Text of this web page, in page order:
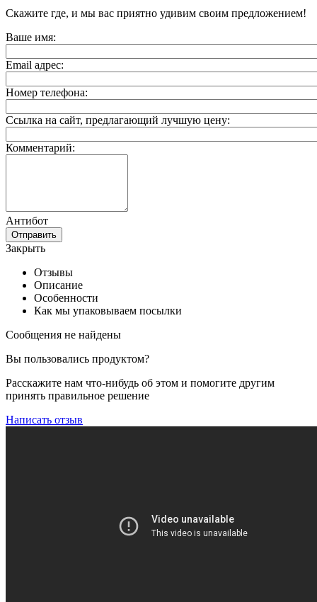
Скажите где, и мы вас приятно удивим своим предложением!
Ваше имя:
Email адрес:
Номер телефона:
Ссылка на сайт, предлагающий лучшую цену:
Комментарий:
Антибот
Отправить
Закрыть
Отзывы
Описание
Особенности
Как мы упаковываем посылки
Сообщения не найдены
Вы пользовались продуктом?
Расскажите нам что-нибудь об этом и помогите другим
принять правильное решение
Написать отзыв